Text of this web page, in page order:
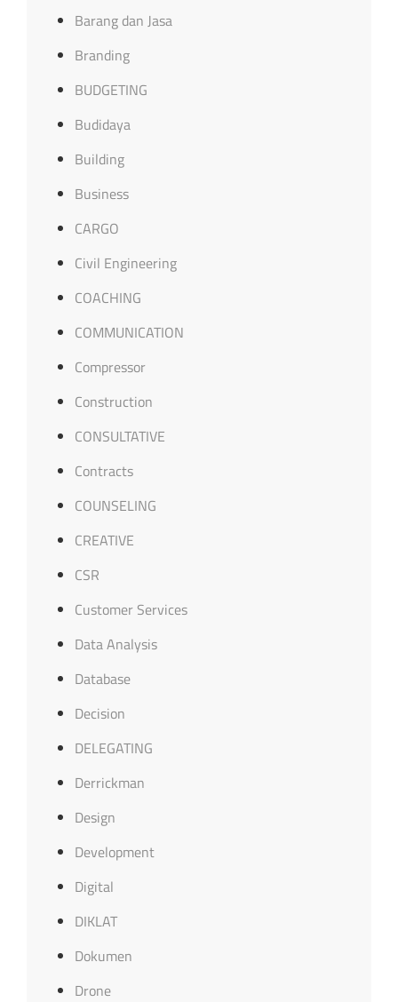
Barang dan Jasa
Branding
BUDGETING
Budidaya
Building
Business
CARGO
Civil Engineering
COACHING
COMMUNICATION
Compressor
Construction
CONSULTATIVE
Contracts
COUNSELING
CREATIVE
CSR
Customer Services
Data Analysis
Database
Decision
DELEGATING
Derrickman
Design
Development
Digital
DIKLAT
Dokumen
Drone